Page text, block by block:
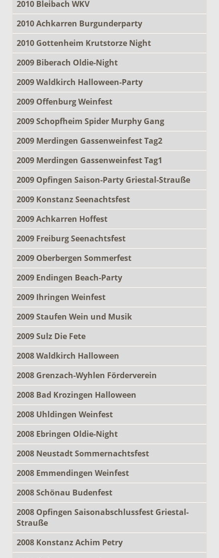
2010 Bleibach WKV
2010 Achkarren Burgunderparty
2010 Gottenheim Krutstorze Night
2009 Biberach Oldie-Night
2009 Waldkirch Halloween-Party
2009 Offenburg Weinfest
2009 Schopfheim Spider Murphy Gang
2009 Merdingen Gassenweinfest Tag2
2009 Merdingen Gassenweinfest Tag1
2009 Opfingen Saison-Party Griestal-Strauße
2009 Konstanz Seenachtsfest
2009 Achkarren Hoffest
2009 Freiburg Seenachtsfest
2009 Oberbergen Sommerfest
2009 Endingen Beach-Party
2009 Ihringen Weinfest
2009 Staufen Wein und Musik
2009 Sulz Die Fete
2008 Waldkirch Halloween
2008 Grenzach-Wyhlen Förderverein
2008 Bad Krozingen Halloween
2008 Uhldingen Weinfest
2008 Ebringen Oldie-Night
2008 Neustadt Sommernachtsfest
2008 Emmendingen Weinfest
2008 Schönau Budenfest
2008 Opfingen Saisonabschlussfest Griestal-
Strauße
2008 Konstanz Achim Petry